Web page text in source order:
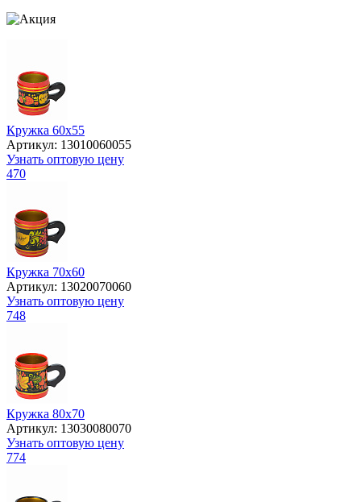
Кружка 60х55
Артикул: 13010060055
Узнать оптовую цену
470
Кружка 70х60
Артикул: 13020070060
Узнать оптовую цену
748
Кружка 80х70
Артикул: 13030080070
Узнать оптовую цену
774